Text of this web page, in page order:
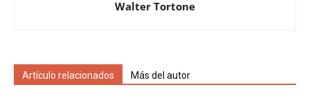
Walter Tortone
Artículo relacionados Más del autor